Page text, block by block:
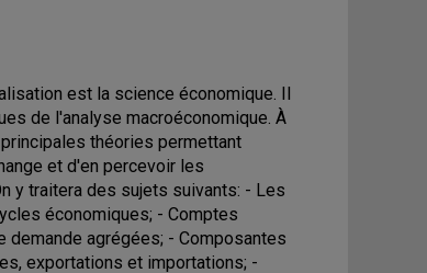
est la science économique. Il
de l'analyse macroéconomique. À
théories permettant
et d'en percevoir les
y traitera des sujets suivants: - Les
économiques; - Comptes
agrégées; - Composantes
exportations et importations; -